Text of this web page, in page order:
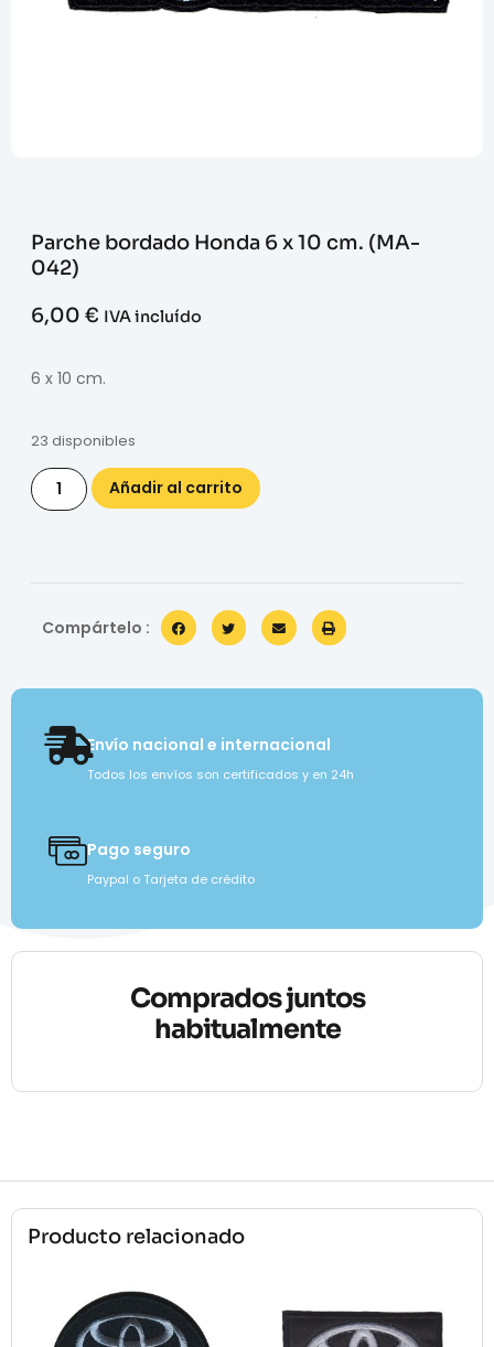
Parche bordado Honda 6 x 10 cm. (MA-
042)
6,00 € IVA incluído
6 x 10 cm.
23 disponibles
Añadir al carrito
Compártelo :
Envío nacional e internacional
Todos los envíos son certificados y en 24h
Pago seguro
Paypal o Tarjeta de crédito
Comprados juntos
habitualmente
Producto relacionado